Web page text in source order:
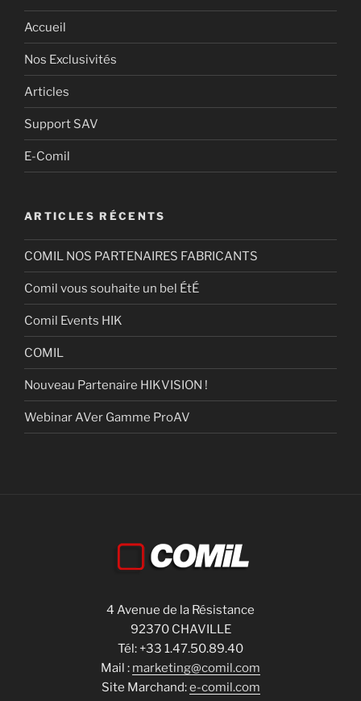
Accueil
Nos Exclusivités
Articles
Support SAV
E-Comil
ARTICLES RÉCENTS
COMIL NOS PARTENAIRES FABRICANTS
Comil vous souhaite un bel ÉtÉ
Comil Events HIK
COMIL
Nouveau Partenaire HIKVISION !
Webinar AVer Gamme ProAV
4 Avenue de la Résistance
92370 CHAVILLE
Tél: +33 1.47.50.89.40
Mail : marketing@comil.com
Site Marchand:e-comil.com